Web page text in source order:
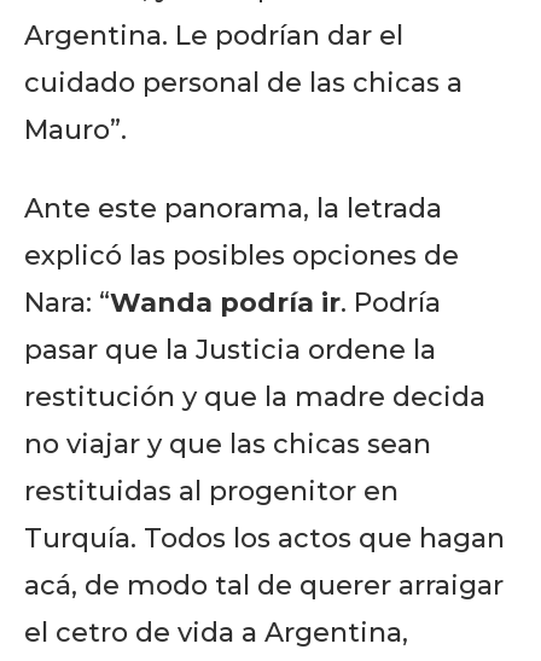
Argentina. Le podrían dar el
cuidado personal de las chicas a
Mauro”.
Ante este panorama, la letrada
explicó las posibles opciones de
Nara: “Wanda podría ir. Podría
pasar que la Justicia ordene la
restitución y que la madre decida
no viajar y que las chicas sean
restituidas al progenitor en
Turquía. Todos los actos que hagan
acá, de modo tal de querer arraigar
el cetro de vida a Argentina,